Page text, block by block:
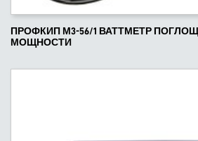
ПРОФКИП М3-56/1 ВАТТМЕТР
МОЩНОСТИ